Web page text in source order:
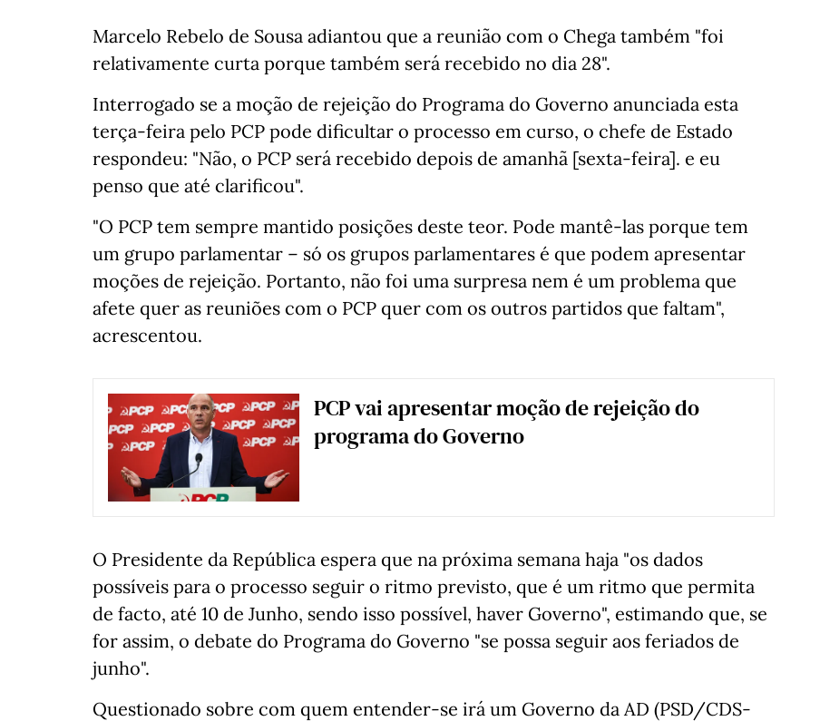
Marcelo Rebelo de Sousa adiantou que a reunião com o Chega também "foi
relativamente curta porque também será recebido no dia 28".
Interrogado se a moção de rejeição do Programa do Governo anunciada esta
terça-feira pelo PCP pode dificultar o processo em curso, o chefe de Estado
respondeu: "Não, o PCP será recebido depois de amanhã [sexta-feira]. e eu
penso que até clarificou".
"O PCP tem sempre mantido posições deste teor. Pode mantê-las porque tem
um grupo parlamentar – só os grupos parlamentares é que podem apresentar
moções de rejeição. Portanto, não foi uma surpresa nem é um problema que
afete quer as reuniões com o PCP quer com os outros partidos que faltam",
acrescentou.
PCP vai apresentar moção de rejeição do
programa do Governo
O Presidente da República espera que na próxima semana haja "os dados
possíveis para o processo seguir o ritmo previsto, que é um ritmo que permita
de facto, até 10 de Junho, sendo isso possível, haver Governo", estimando que, se
for assim, o debate do Programa do Governo "se possa seguir aos feriados de
junho".
Questionado sobre com quem entender-se irá um Governo da AD (PSD/CDS-